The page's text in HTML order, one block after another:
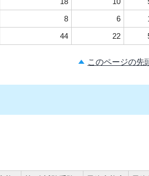
8 6
44 22
このページの先